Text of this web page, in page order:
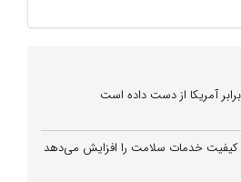
آمریکا از دست داده است
خدمات سلامت را افزایش می‌دهد